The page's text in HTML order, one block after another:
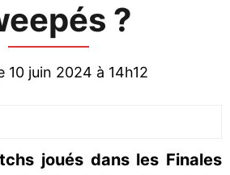
?
10 juin 2024 à 14h12
joués dans les Finales